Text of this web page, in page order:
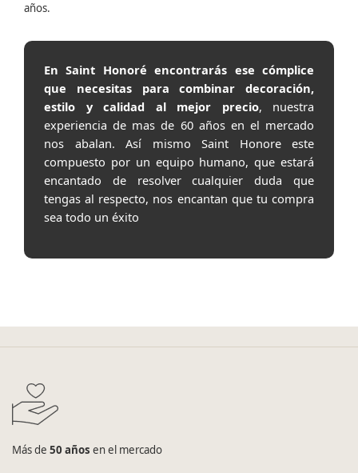
años.
En Saint Honoré encontrarás ese cómplice
que necesitas para combinar decoración,
estilo y calidad al mejor precio, nuestra
experiencia de mas de 60 años en el mercado
nos abalan. Así mismo Saint Honore este
compuesto por un equipo humano, que estará
encantado de resolver cualquier duda que
tengas al respecto, nos encantan que tu compra
sea todo un éxito
Más de 50 años en el mercado